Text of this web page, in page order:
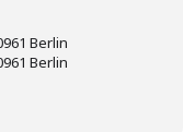
Berlin
Berlin